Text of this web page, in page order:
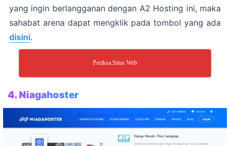
yang ingin berlangganan dengan A2 Hosting ini, maka
sahabat arena dapat mengklik pada tombol yang ada
disini.
Periksa Situs Web
4. Niagahoster